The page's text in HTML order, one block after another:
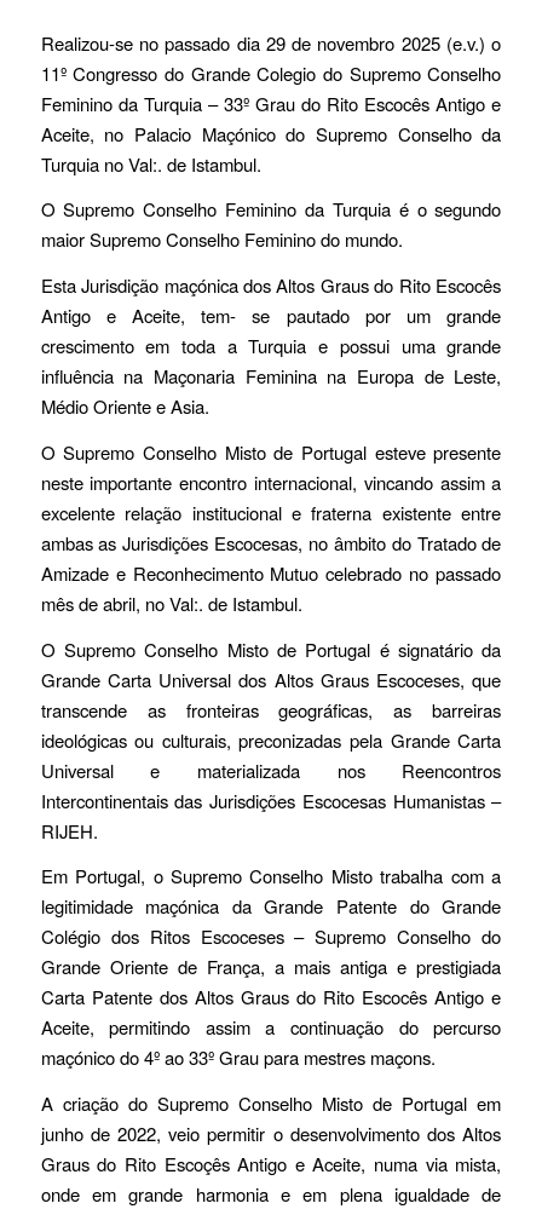
Realizou-se no passado dia 29 de novembro 2025 (e.v.) o
11º Congresso do Grande Colegio do Supremo Conselho
Feminino da Turquia – 33º Grau do Rito Escocês Antigo e
Aceite, no Palacio Maçónico do Supremo Conselho da
Turquia no Val:. de Istambul.
O Supremo Conselho Feminino da Turquia é o segundo
maior Supremo Conselho Feminino do mundo.
Esta Jurisdição maçónica dos Altos Graus do Rito Escocês
Antigo e Aceite, tem- se pautado por um grande
crescimento em toda a Turquia e possui uma grande
influência na Maçonaria Feminina na Europa de Leste,
Médio Oriente e Asia.
O Supremo Conselho Misto de Portugal esteve presente
neste importante encontro internacional, vincando assim a
excelente relação institucional e fraterna existente entre
ambas as Jurisdições Escocesas, no âmbito do Tratado de
Amizade e Reconhecimento Mutuo celebrado no passado
mês de abril, no Val:. de Istambul.
O Supremo Conselho Misto de Portugal é signatário da
Grande Carta Universal dos Altos Graus Escoceses, que
transcende as fronteiras geográficas, as barreiras
ideológicas ou culturais, preconizadas pela Grande Carta
Universal e materializada nos Reencontros
Intercontinentais das Jurisdições Escocesas Humanistas –
RIJEH.
Em Portugal, o Supremo Conselho Misto trabalha com a
legitimidade maçónica da Grande Patente do Grande
Colégio dos Ritos Escoceses – Supremo Conselho do
Grande Oriente de França, a mais antiga e prestigiada
Carta Patente dos Altos Graus do Rito Escocês Antigo e
Aceite, permitindo assim a continuação do percurso
maçónico do 4º ao 33º Grau para mestres maçons.
A criação do Supremo Conselho Misto de Portugal em
junho de 2022, veio permitir o desenvolvimento dos Altos
Graus do Rito Escoçês Antigo e Aceite, numa via mista,
onde em grande harmonia e em plena igualdade de